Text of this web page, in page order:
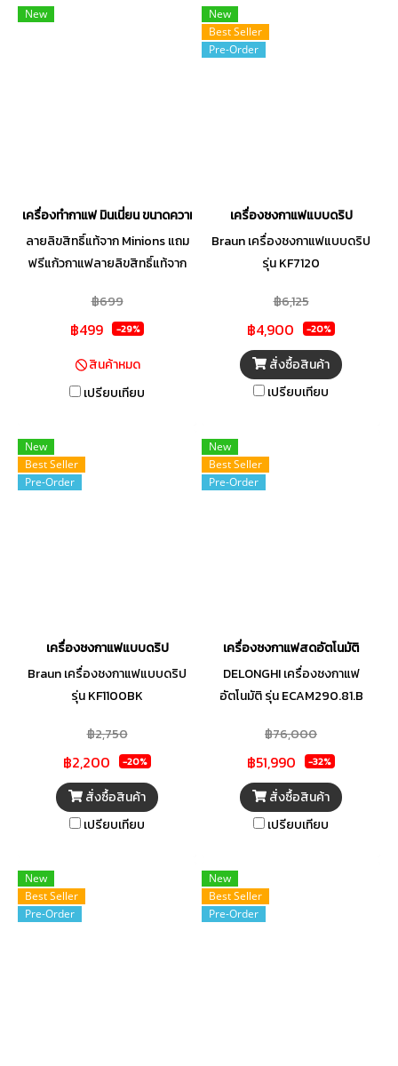
จากไร่ ใช้งานง่ายประหยัดเวลา ไม่
เสียรสชาติ คงความเป็นกาแฟได้
อย่างละมุม ตัวเครื่องผลิตมาจาก
New
เครื่องทำกาแฟ มินเนี่ยน ขนาดความจุ 240ml. ยี่ห้อ Aconatic รุ่น AN-
ลายลิขสิทธิ์แท้จาก Minions แถม
ฟรีแก้วกาแฟลายลิขสิทธิ์แท้จาก
ออกได้ แท่นรองแก้วที่ถอดออกได้
ง่ายต่อการทำความสะอาด
฿699
฿499 -29%
สินค้าหมด
เปรียบเทียบ
New
Best Seller
Pre-Order
เครื่องชงกาแฟแบบดริป
Braun เครื่องชงกาแฟแบบดริป
รุ่น KF7120
฿6,125
฿4,900 -20%
สั่งซื้อสินค้า
เปรียบเทียบ
New
Best Seller
Pre-Order
เครื่องชงกาแฟแบบดริป
Braun เครื่องชงกาแฟแบบดริป
รุ่น KF1100BK
฿2,750
฿2,200 -20%
สั่งซื้อสินค้า
เปรียบเทียบ
New
Best Seller
Pre-Order
เครื่องชงกาแฟสดอัตโนมัติ
DELONGHI เครื่องชงกาแฟ
อัตโนมัติ รุ่น ECAM290.81.B
฿76,000
฿51,990 -32%
สั่งซื้อสินค้า
เปรียบเทียบ
New
Best Seller
Pre-Order
New
Best Seller
Pre-Order